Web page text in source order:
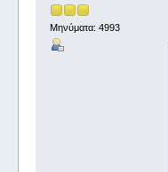
Μηνύματα: 4993